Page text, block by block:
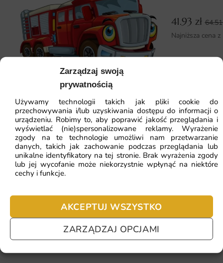
Zarządzaj swoją
prywatnością
Używamy technologii takich jak pliki cookie do
przechowywania i/lub uzyskiwania dostępu do informacji o
urządzeniu. Robimy to, aby poprawić jakość przeglądania i
wyświetlać (nie)spersonalizowane reklamy. Wyrażenie
zgody na te technologie umożliwi nam przetwarzanie
danych, takich jak zachowanie podczas przeglądania lub
unikalne identyfikatory na tej stronie. Brak wyrażenia zgody
lub jej wycofanie może niekorzystnie wpłynąć na niektóre
cechy i funkcje.
AKCEPTUJ WSZYSTKO
ZARZĄDZAJ OPCJAMI
szerokości 50 cm, co ułatwia samodzielny montaż. Klej do
flizeliny lub dedykowany podkład dla wersji
samoprzylepnej to wszystko, czego potrzeba, aby uzyskać
profesjonalny efekt.
Dlaczego warto wybrać tę fototapetę
Ta aranżacja wnosi do wnętrza wyjątkowy charakter.
Powody, dla których warto ją wybrać:
wyraziste detale uchwycone przez obiektyw
naturalna scenografia pełna ruchu i emocji
świetny wybór dla miłośników przyrody
ciekawy element rozmów i dekoracji wnętrza
Fototapeta Wóz Strażacki — wzór 2
41.93zł 64.51
zł
Najniższa cena z 30 dni: 41.93zł
41.93 zł
Najniższa cena
ZOBACZ WSZYSTKIE
Najczęściej zadawane pytania
Pomagamy i doradzamy przy każdym zakupie. Ale jeżeli